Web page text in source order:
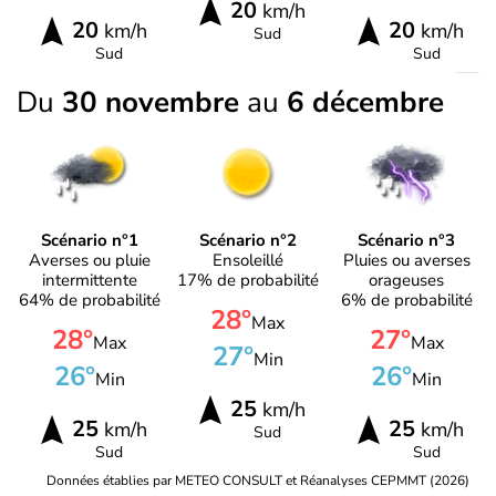
20km/h
Sud
20km/h
Sud 20 km/h
Sud
Du 30 novembre au 6 décembre
Scénario n°1
Averses ou pluie
intermittente
64% de probabilité
28°Max
26°Min
25km/h
Sud
Scénario n°2
Ensoleillé
17% de probabilité
28°Max
27°Min
25km/h
Sud
Scénario n°3
Pluies ou averses
orageuses
6% de probabilité
27°Max
26°Min
25 km/h
Sud
Données établies par METEO CONSULT et Réanalyses CEPMMT (2026)